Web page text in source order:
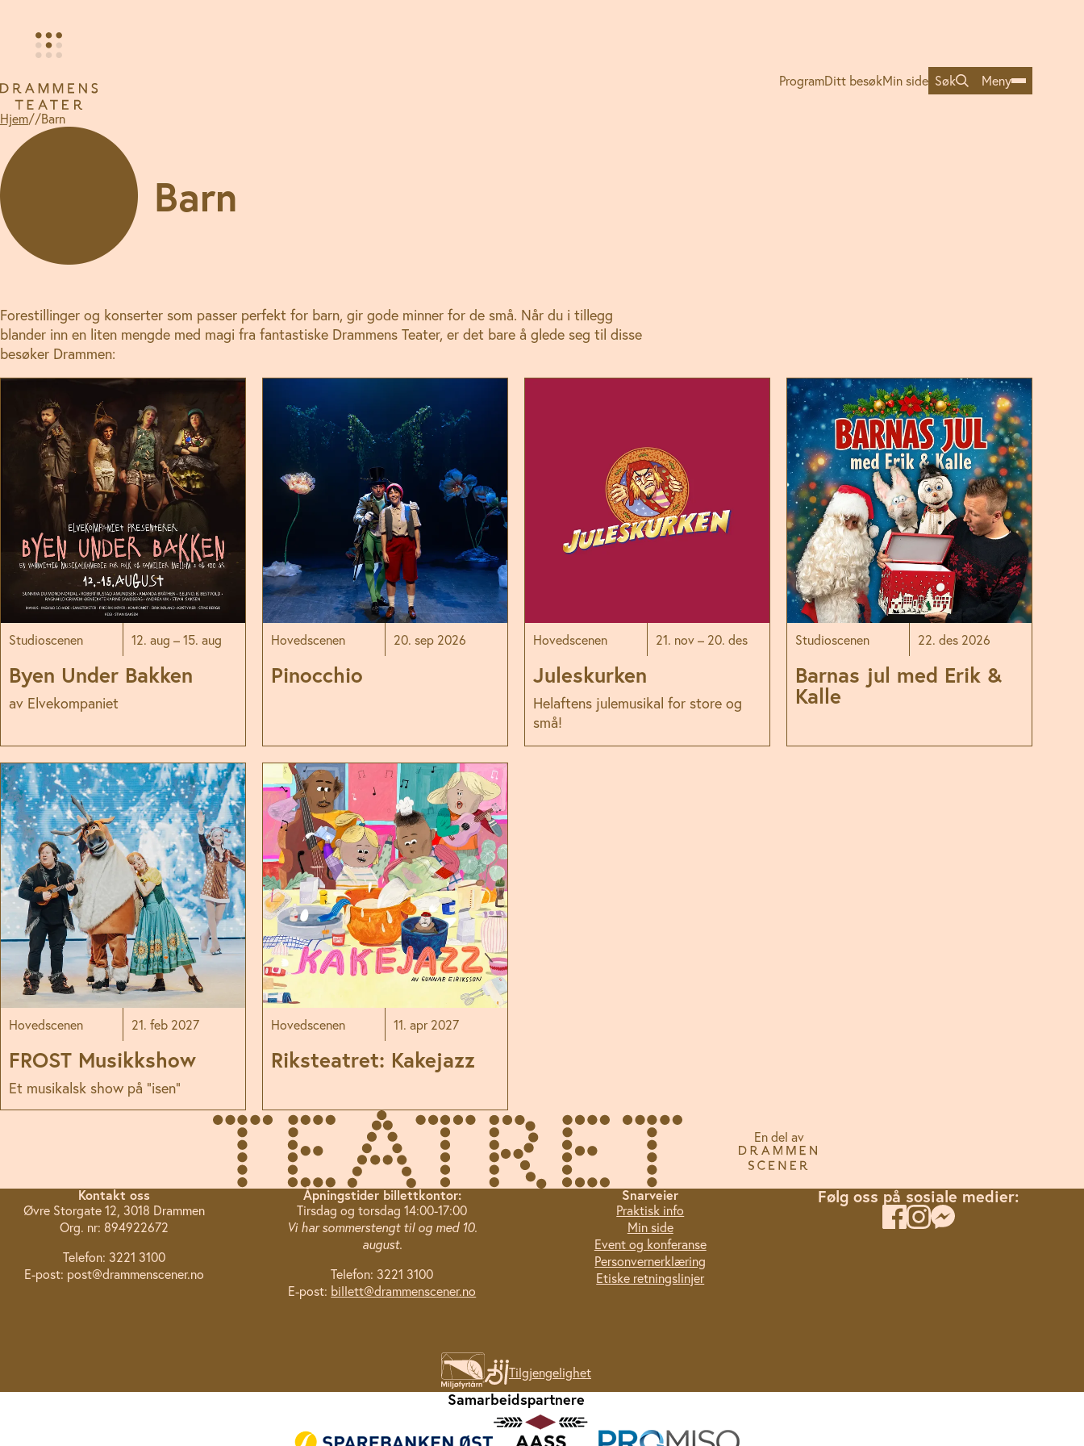
innhold
ProgramDitt besøkMin side Søk Meny
Hjem//Barn
Barn
Forestillinger og konserter som passer perfekt for barn, gir gode minner for de små. Når du i tillegg
blander inn en liten mengde med magi fra fantastiske Drammens Teater, er det bare å glede seg til disse
besøker Drammen:
Studioscenen 12. aug – 15. aug
Byen Under Bakken
av Elvekompaniet
Hovedscenen 20. sep 2026
Pinocchio
Hovedscenen 21. nov – 20. des
Juleskurken
Helaftens julemusikal for store og
små!
Studioscenen 22. des 2026
Barnas jul med Erik &
Kalle
Hovedscenen 21. feb 2027
FROST Musikkshow
Et musikalsk show på "isen"
Hovedscenen 11. apr 2027
Riksteatret: Kakejazz
En del av
Kontakt oss
Øvre Storgate 12, 3018 Drammen
Org. nr: 894922672
Telefon: 3221 3100
E-post: post@drammenscener.no
Åpningstider billettkontor:
Tirsdag og torsdag 14:00-17:00
Vi har sommerstengt til og med 10.
august.
Telefon: 3221 3100
E-post: billett@drammenscener.no
Snarveier
Praktisk info
Min side
Event og konferanse
Personvernerklæring
Etiske retningslinjer
Følg oss på sosiale medier:
Tilgjengelighet
Samarbeidspartnere